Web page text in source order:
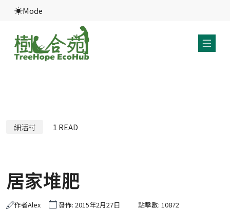
Mode
細活村 1 READ
居家堆肥
作者Alex 發佈: 2015年2月27日 點擊數: 10872